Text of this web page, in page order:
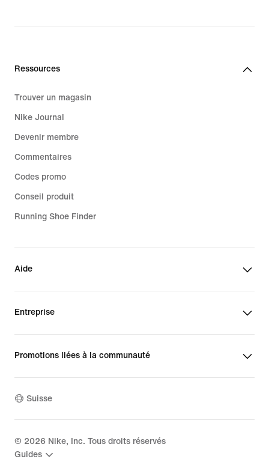
190.00 CHF
Ressources
Trouver un magasin
Nike Journal
Devenir membre
Commentaires
Codes promo
Conseil produit
Running Shoe Finder
Aide
Entreprise
Promotions liées à la communauté
Suisse
© 2026 Nike, Inc. Tous droits réservés
Guides